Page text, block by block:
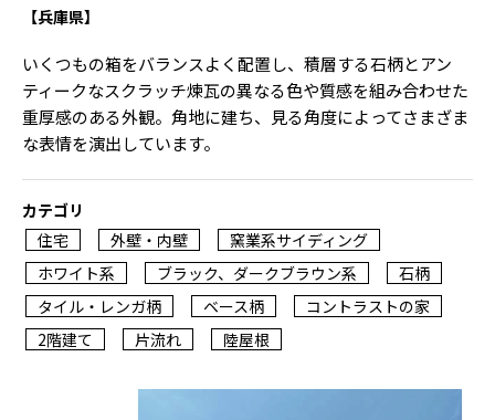
【兵庫県】
いくつもの箱をバランスよく配置し、積層する石柄とアン
ティークなスクラッチ煉瓦の異なる色や質感を組み合わせた
重厚感のある外観。角地に建ち、見る角度によってさまざま
な表情を演出しています。
カテゴリ
住宅
外壁・内壁
窯業系サイディング
ホワイト系
ブラック、ダークブラウン系
石柄
タイル・レンガ柄
ベース柄
コントラストの家
2階建て
片流れ 陸屋根